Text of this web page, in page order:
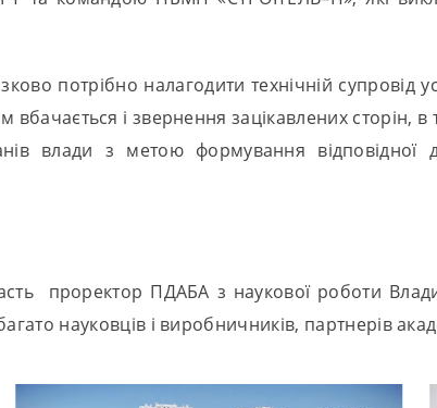
потрібно налагодити технічній
і звернення зацікавлених сторін, в
влади з метою формування
проректор ПДАБА з наукової роботи
науковців і виробничників, партнерів